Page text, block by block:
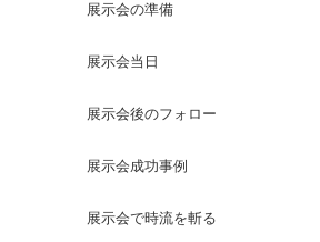
展示会の準備
展示会当日
展示会後のフォロー
展示会成功事例
展示会で時流を斬る